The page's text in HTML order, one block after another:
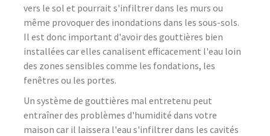
vers le sol et pourrait s'infiltrer dans les murs ou
même provoquer des inondations dans les sous-sols.
Il est donc important d'avoir des gouttières bien
installées car elles canalisent efficacement l'eau loin
des zones sensibles comme les fondations, les
fenêtres ou les portes.
Un système de gouttières mal entretenu peut
entraîner des problèmes d'humidité dans votre
maison car il laissera l'eau s'infiltrer dans les cavités